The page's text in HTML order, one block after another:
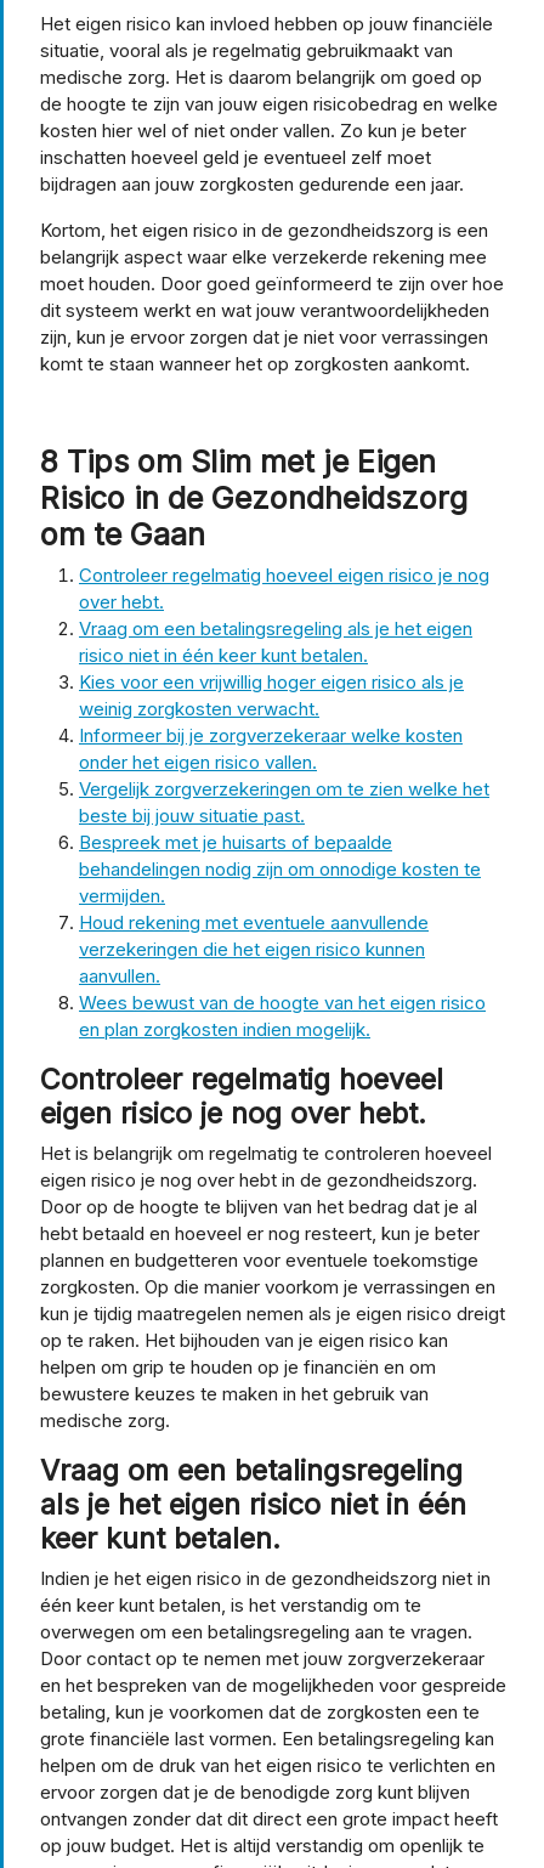
Het eigen risico kan invloed hebben op jouw financiële
situatie, vooral als je regelmatig gebruikmaakt van
medische zorg. Het is daarom belangrijk om goed op
de hoogte te zijn van jouw eigen risicobedrag en welke
kosten hier wel of niet onder vallen. Zo kun je beter
inschatten hoeveel geld je eventueel zelf moet
bijdragen aan jouw zorgkosten gedurende een jaar.
Kortom, het eigen risico in de gezondheidszorg is een
belangrijk aspect waar elke verzekerde rekening mee
moet houden. Door goed geïnformeerd te zijn over hoe
dit systeem werkt en wat jouw verantwoordelijkheden
zijn, kun je ervoor zorgen dat je niet voor verrassingen
komt te staan wanneer het op zorgkosten aankomt.
8 Tips om Slim met je Eigen
Risico in de Gezondheidszorg
om te Gaan
Controleer regelmatig hoeveel eigen risico je nog
over hebt.
Vraag om een betalingsregeling als je het eigen
risico niet in één keer kunt betalen.
Kies voor een vrijwillig hoger eigen risico als je
weinig zorgkosten verwacht.
Informeer bij je zorgverzekeraar welke kosten
onder het eigen risico vallen.
Vergelijk zorgverzekeringen om te zien welke het
beste bij jouw situatie past.
Bespreek met je huisarts of bepaalde
behandelingen nodig zijn om onnodige kosten te
vermijden.
Houd rekening met eventuele aanvullende
verzekeringen die het eigen risico kunnen
aanvullen.
Wees bewust van de hoogte van het eigen risico
en plan zorgkosten indien mogelijk.
Controleer regelmatig hoeveel
eigen risico je nog over hebt.
Het is belangrijk om regelmatig te controleren hoeveel
eigen risico je nog over hebt in de gezondheidszorg.
Door op de hoogte te blijven van het bedrag dat je al
hebt betaald en hoeveel er nog resteert, kun je beter
plannen en budgetteren voor eventuele toekomstige
zorgkosten. Op die manier voorkom je verrassingen en
kun je tijdig maatregelen nemen als je eigen risico dreigt
op te raken. Het bijhouden van je eigen risico kan
helpen om grip te houden op je financiën en om
bewustere keuzes te maken in het gebruik van
medische zorg.
Vraag om een betalingsregeling
als je het eigen risico niet in één
keer kunt betalen.
Indien je het eigen risico in de gezondheidszorg niet in
één keer kunt betalen, is het verstandig om te
overwegen om een betalingsregeling aan te vragen.
Door contact op te nemen met jouw zorgverzekeraar
en het bespreken van de mogelijkheden voor gespreide
betaling, kun je voorkomen dat de zorgkosten een te
grote financiële last vormen. Een betalingsregeling kan
helpen om de druk van het eigen risico te verlichten en
ervoor zorgen dat je de benodigde zorg kunt blijven
ontvangen zonder dat dit direct een grote impact heeft
op jouw budget. Het is altijd verstandig om openlijk te